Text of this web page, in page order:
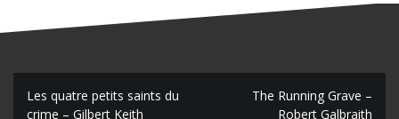
NLes quatre petits saints du
crime – Gilbert Keith
The Running Grave –
Robert Galbraith